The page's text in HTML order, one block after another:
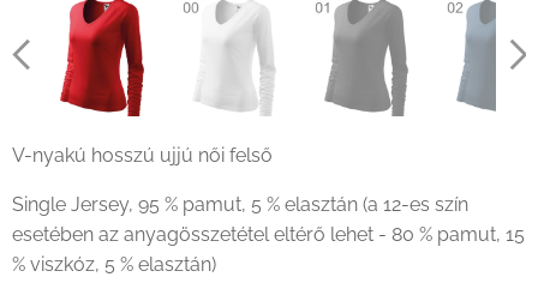
V-nyakú hosszú ujjú női felső
Single Jersey, 95 % pamut, 5 % elasztán (a 12-es szín
esetében az anyagösszetétel eltérő lehet - 80 % pamut, 15
% viszkóz, 5 % elasztán)